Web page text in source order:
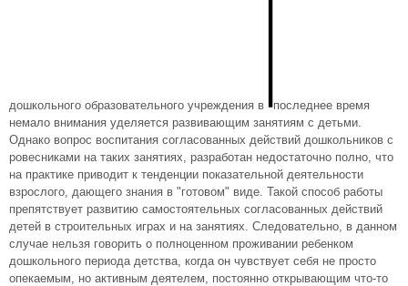
дошкольного образовательного учреждения в
последнее время
немало внимания уделяется развивающим занятиям с детьми.
Однако вопрос воспитания согласованных действий дошкольников с
ровесниками на таких занятиях, разработан недостаточно полно, что
на практике приводит к тенденции показательной деятельности
взрослого, дающего знания в "готовом" виде. Такой способ работы
препятствует развитию самостоятельных согласованных действий
детей в строительных играх и на занятиях. Следовательно, в данном
случае нельзя говорить о полноценном проживании ребенком
дошкольного периода детства, когда он чувствует себя не просто
опекаемым, но активным деятелем, постоянно открывающим что-то